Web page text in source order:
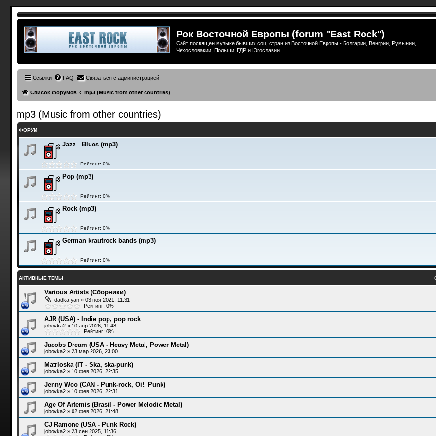
Рок Восточной Европы (forum "East Rock")
Сайт посвящен музыке бывших соц. стран из Восточной Европы - Болгарии, Венгрии, Румынии,
Чехословакии, Польши, ГДР и Югославии
Ссылки FAQ Связаться с администрацией
Список форумов mp3 (Music from other countries)
mp3 (Music from other countries)
ФОРУМ
Jazz - Blues (mp3)
Рейтинг: 0%
Pop (mp3)
Рейтинг: 0%
Rock (mp3)
Рейтинг: 0%
German krautrock bands (mp3)
Рейтинг: 0%
АКТИВНЫЕ ТЕМЫ
Various Artists (Сборники)
dadka yan» 03 ноя 2021, 11:31
Рейтинг: 0%
AJR (USA) - Indie pop, pop rock
jobovka2» 10 апр 2026, 11:48
Рейтинг: 0%
Jacobs Dream (USA - Heavy Metal, Power Metal)
jobovka2» 23 мар 2026, 23:00
Matrioska (IT - Ska, ska-punk)
jobovka2» 10 фев 2026, 22:35
Jenny Woo (CAN - Punk-rock, Oi!, Punk)
jobovka2» 10 фев 2026, 22:31
Age Of Artemis (Brasil - Power Melodic Metal)
jobovka2» 02 фев 2026, 21:48
CJ Ramone (USA - Punk Rock)
jobovka2» 23 сен 2025, 11:36